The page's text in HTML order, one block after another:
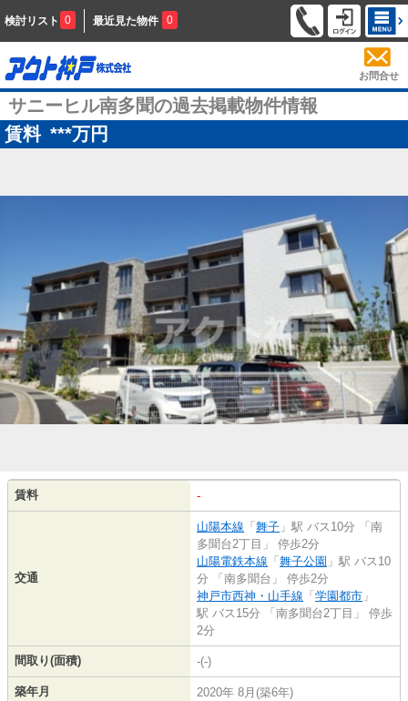
検討リスト 0 最近見た物件 0
お問合せ
サニーヒル南多聞の過去掲載物件情報
賃料 ***万円
賃料 -
交通
山陽本線 「 舞子 」駅 バス10分 「南
多聞台2丁目」 停歩2分
山陽電鉄本線 「 舞子公園 」駅 バス10
分 「南多聞台」 停歩2分
神戸市西神・山手線 「 学園都市 」
駅 バス15分 「南多聞台2丁目」 停歩
2分
間取り(面積) -(-)
築年月 2020年 8月(築6年)